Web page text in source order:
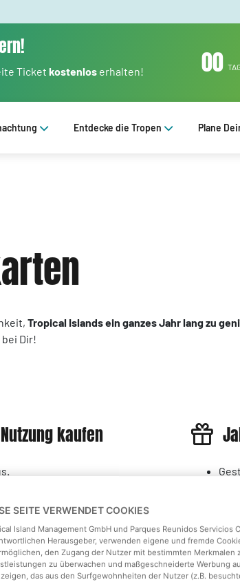
Ticket kostenlos erhalten!
00
Entdecke die Tropen Plane
Tropical Islands ein ganzes Jahr lang zu
Dir!
kaufen
In-Automaten - Fertig!
SEITE VERWENDET COOKIES
Island Management GmbH und Parques Reunidos Servicios
Herausgeber, verwenden eigene und fremde
den Zugang der Nutzer mit bestimmten Merkmalen
zu überwachen und maßgeschneiderte Werbung
das aus den Surfgewohnheiten der Nutzer (z.B.